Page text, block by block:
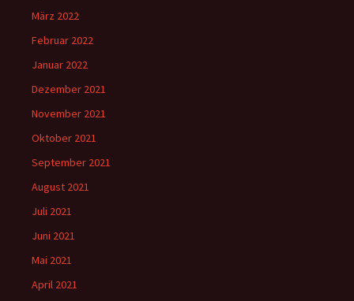
März 2022
Februar 2022
Januar 2022
Dezember 2021
November 2021
Oktober 2021
September 2021
August 2021
Juli 2021
Juni 2021
Mai 2021
April 2021